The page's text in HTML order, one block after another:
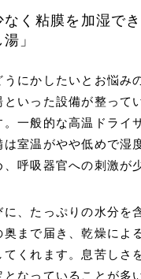
く粘膜を加湿で
」
にかしたいとお悩み
といった設備が整って
一般的な高温ドライ
室温がやや低めで湿
呼吸器官への刺激が
に、たっぷりの水分を
まで届き、乾燥によ
くれます。息苦しさ
なっていることが多